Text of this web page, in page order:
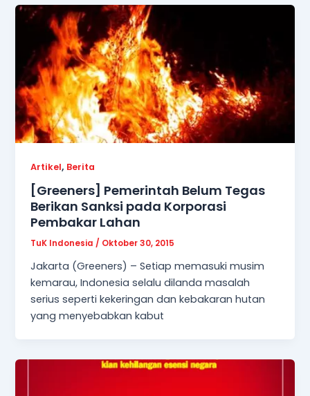
Artikel, Berita
[Greeners] Pemerintah Belum Tegas
Berikan Sanksi pada Korporasi
Pembakar Lahan
TuK Indonesia/ Oktober 30, 2015
Jakarta (Greeners) – Setiap memasuki musim
kemarau, Indonesia selalu dilanda masalah
serius seperti kekeringan dan kebakaran hutan
yang menyebabkan kabut